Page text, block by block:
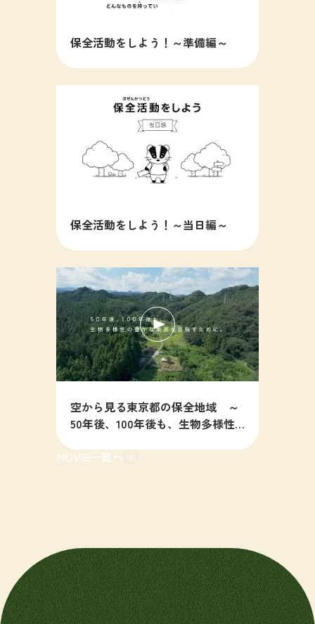
保全活動をしよう！～準備編～
保全活動をしよう！～当日編～
空から見る東京都の保全地域 ～
50年後、100年後も、生物多様性
MOVIE一覧へ